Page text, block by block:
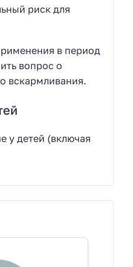
риск для
в период
вопрос о
вскармливания.
у детей (включая